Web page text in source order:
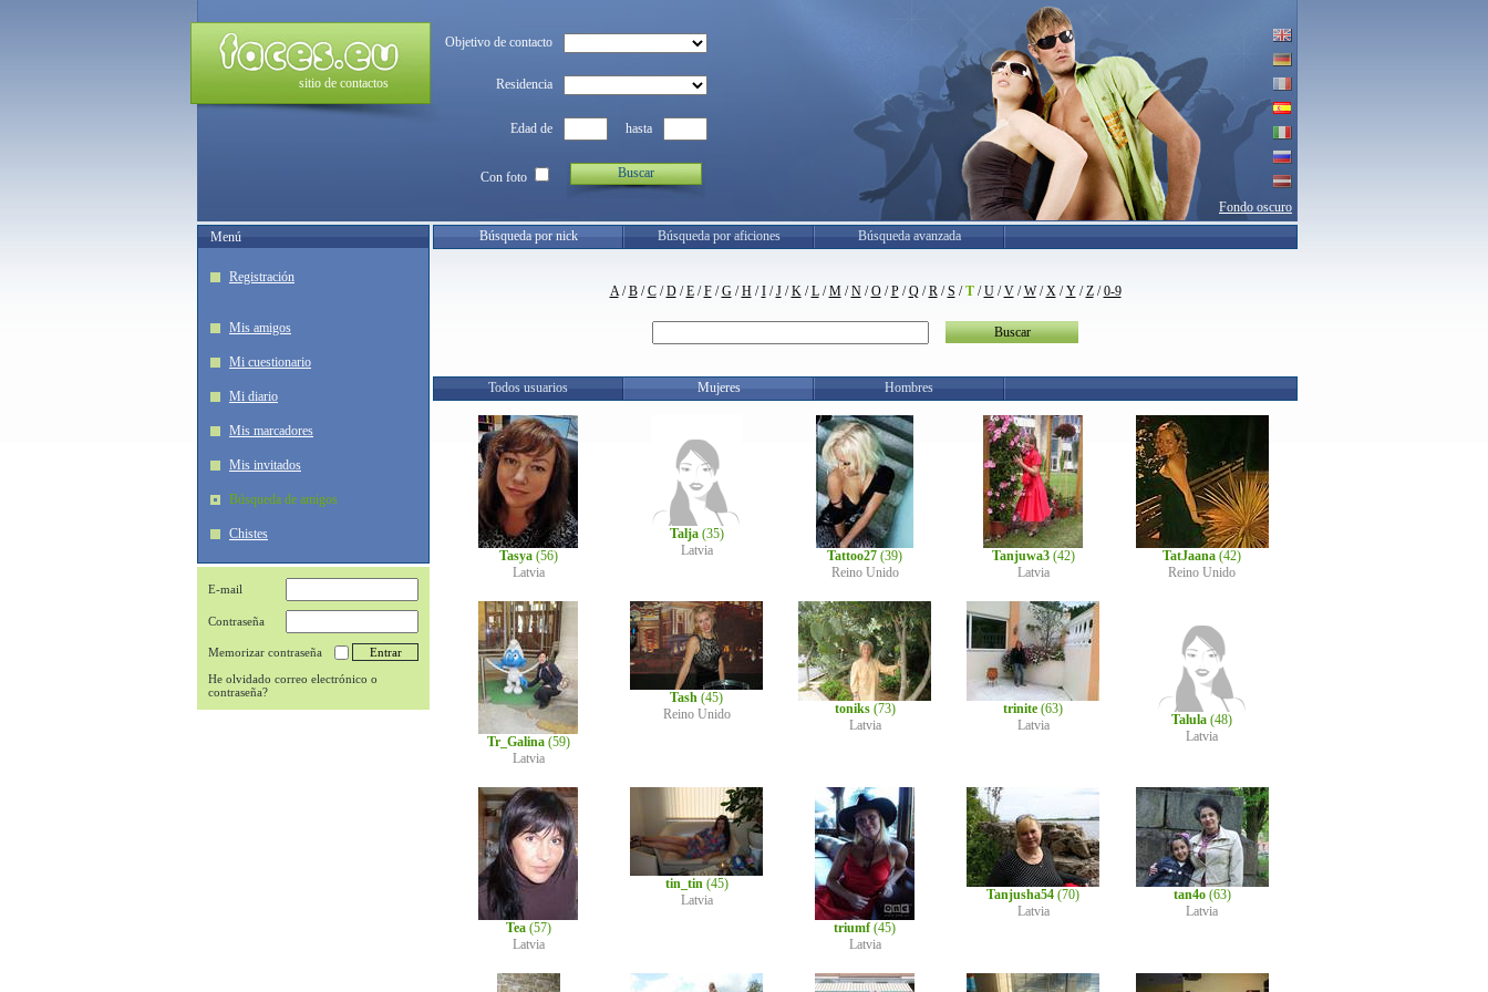
sitio de contactos
Objetivo de contacto
Residencia
Edad de hasta
Con foto Buscar
Fondo oscuro
Menú
Registración
Mis amigos
Mi cuestionario
Mi diario
Mis marcadores
Mis invitados
Búsqueda de amigos
Chistes
E-mail
Contraseña
Memorizar contraseña
He olvidado correo electrónico o
contraseña?
Búsqueda por nick Búsqueda por aficiones Búsqueda avanzada
A/B/C/D/E/F/G/H/I/J/K/L/M/N/O/P/Q/R/S /T/U/V/W/X/Y/Z/0-9
Todos usuarios Mujeres Hombres
Tasya(56)
Latvia
Talja(35)
Latvia
Tattoo27 (39)
Reino Unido
Tanjuwa3(42)
Latvia
TatJaana (42)
Reino Unido
Tr_Galina(59)
Latvia
Tash (45)
Reino Unido
toniks(73)
Latvia
trinite (63)
Latvia
Talula (48)
Latvia
Tea(57)
Latvia
tin_tin(45)
Latvia
triumf(45)
Latvia
Tanjusha54 (70)
Latvia
tan4o(63)
Latvia